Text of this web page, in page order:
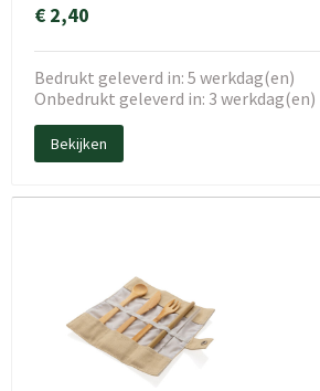
€ 2,40
Bedrukt geleverd in: 5 werkdag(en)
Onbedrukt geleverd in: 3 werkdag(en)
Bekijken